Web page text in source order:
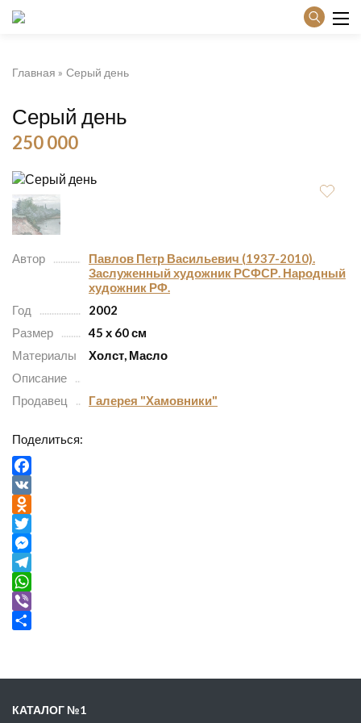
Главная Серый день
Серый день
250 000
Автор
Павлов Петр Васильевич (1937-2010).
Заслуженный художник РСФСР. Народный
художник РФ.
Год
2002
Размер
45 х 60 см
Материалы
Холст, Масло
Описание
Продавец
Галерея "Хамовники"
Поделиться:
Facebook
VK
Odnoklassniki
Twitter
Messenger
Telegram
WhatsApp
Viber
КАТАЛОГ №1